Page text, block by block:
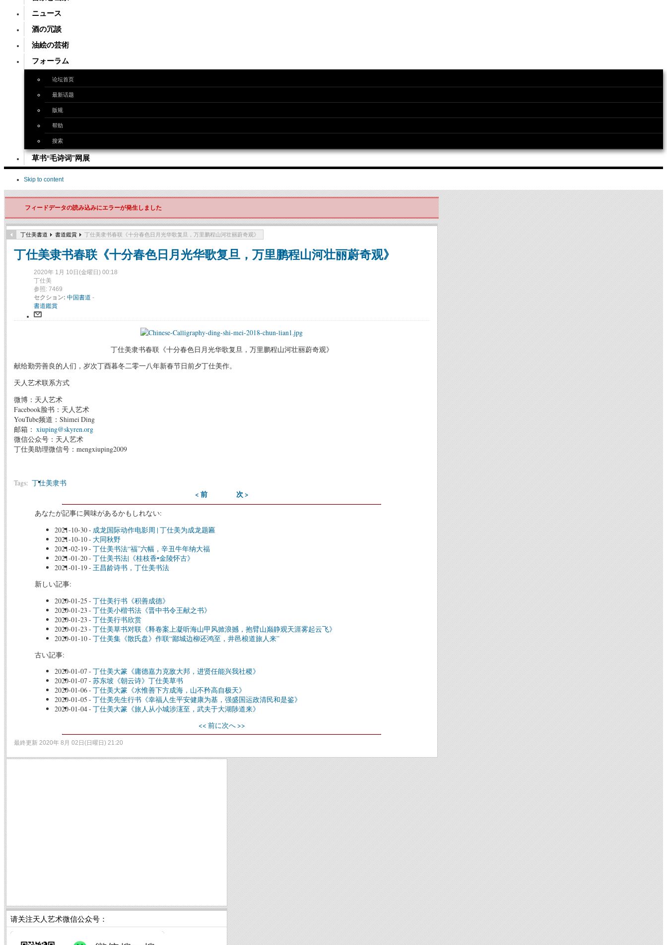
ニュース
酒の冗談
油絵の芸術
フォーラム
论坛首页
最新话题
版规
帮助
搜索
草书“毛诗词”网展
Skip to content
フィードデータの読み込みにエラーが発生しました
丁仕美書道 書道鑑賞 丁仕美隶书春联《十分春色日月光华歌复旦，万里鹏程山河壮丽蔚奇观》
丁仕美隶书春联《十分春色日月光华歌复旦，万里鹏程山河壮丽蔚奇观》
2020年 1月 10日(金曜日) 00:18
丁仕美
参照: 7469
セクション: 中国書道 -
書道鑑賞
丁仕美隶书春联《十分春色日月光华歌复旦，万里鹏程山河壮丽蔚奇观》
献给勤劳善良的人们，岁次丁酉暮冬二零一八年新春节日前夕丁仕美作。
天人艺术联系方式
微博：天人艺术
Facebook脸书：天人艺术
YouTube频道：Shimei Ding
邮箱： xiuping@skyren.org
微信公众号：天人艺术
丁仕美助理微信号：mengxiuping2009
Tags: 丁仕美隶书
< 前 次 >
あなたが記事に興味があるかもしれない:
2021-10-30- 成龙国际动作电影周 | 丁仕美为成龙题匾
2021-10-10- 大同秋野
2021-02-19- 丁仕美书法“福”六幅，辛丑牛年纳大福
2021-01-20- 丁仕美书法|《桂枝香•金陵怀古》
2021-01-19- 王昌龄诗书，丁仕美书法
新しい記事:
2020-01-25 - 丁仕美行书《积善成德》
2020-01-23 - 丁仕美小楷书法《晋中书令王献之书》
2020-01-23 - 丁仕美行书欣赏
2020-01-23 - 丁仕美草书对联《释卷案上凝听海山甲风掀浪撼，抱臂山巅静观天涯雾起云飞》
2020-01-10- 丁仕美集《散氏盘》作联“鄙城边柳还鸿至，井邑桹道旅人来”
古い記事:
2020-01-07 - 丁仕美大篆《庸德嘉力克敌大邦，进贤任能兴我社稷》
2020-01-07 - 苏东坡《朝云诗》丁仕美草书
2020-01-06- 丁仕美大篆《水惟善下方成海，山不矜高自极天》
2020-01-05 - 丁仕美先生行书《幸福人生平安健康为基，强盛国运政清民和是鉴》
2020-01-04- 丁仕美大篆《旅人从小城涉瀗至，武夫于大湖陟道来》
<< 前に次へ >>
最終更新 2020年 8月 02日(日曜日) 21:20
请关注天人艺术微信公众号：